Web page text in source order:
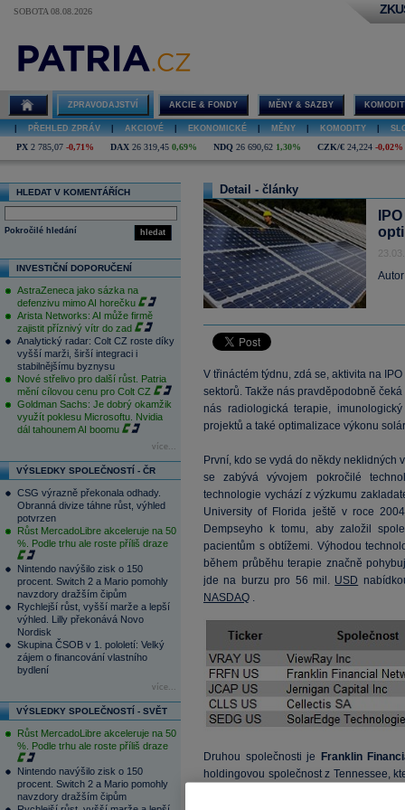
SOBOTA 08.08.2026
ZPRAVODAJSTVÍ AKCIE & FONDY MĚNY & SAZBY
PŘEHLED ZPRÁV AKCIOVÉ EKONOMICKÉ MĚNY KOMODITY
PX 2 785,07 -0,71% DAX 26 319,45 0,69% NDQ 26 690,62 1,30% CZK/€ 24,224 -0,02%
HLEDAT V KOMENTÁŘÍCH
hledat
Pokročilé hledání
INVESTIČNÍ DOPORUČENÍ
AstraZeneca jako sázka na
defenzivu mimo AI horečku
Arista Networks: AI může firmě
zajistit příznivý vítr do zad
Analytický radar: Colt CZ roste díky
vyšší marži, širší integraci i
stabilnějšímu byznysu
Nové střelivo pro další růst. Patria
mění cílovou cenu pro Colt CZ
Goldman Sachs: Je dobrý okamžik
využít poklesu Microsoftu. Nvidia
dál tahounem AI boomu
více...
VÝSLEDKY SPOLEČNOSTÍ - ČR
CSG výrazně překonala odhady.
Obranná divize táhne růst, výhled
potvrzen
Růst MercadoLibre akceleruje na 50
%. Podle trhu ale roste příliš draze
Nintendo navýšilo zisk o 150
procent. Switch 2 a Mario pomohly
navzdory dražším čipům
Rychlejší růst, vyšší marže a lepší
výhled. Lilly překonává Novo
Nordisk
Skupina ČSOB v 1. pololetí: Velký
zájem o financování vlastního
bydlení
více...
VÝSLEDKY SPOLEČNOSTÍ - SVĚT
Růst MercadoLibre akceleruje na 50
%. Podle trhu ale roste příliš draze
Nintendo navýšilo zisk o 150
procent. Switch 2 a Mario pomohly
navzdory dražším čipům
Detail - články
V třináctém týdnu, zdá se, aktivita na
sektorů. Takže nás pravděpodobně
nás radiologická terapie,
projektů a také optimalizace výkonu
První, kdo se vydá do někdy neklidných
se zabývá vývojem pokročilé
technologie vychází z výzkumu
University of Florida ještě v roce
Dempseyho k tomu, aby založil
pacientům s obtížemi. Výhodou
během průběhu terapie značně
jde na burzu pro 56 mil. USD
NASDAQ .
Druhou společnosti je
Franklin
holdingovou společnost z Tennessee,